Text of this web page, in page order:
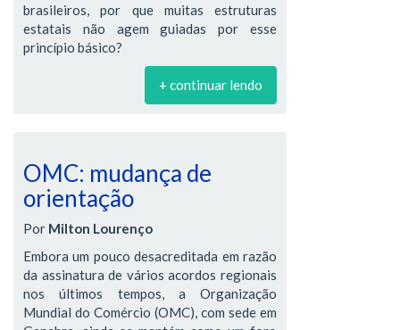
brasileiros, por que muitas estruturas
estatais não agem guiadas por esse
princípio básico?
+ continuar lendo
OMC: mudança de
orientação
Por Milton Lourenço
Embora um pouco desacreditada em razão
da assinatura de vários acordos regionais
nos últimos tempos, a Organização
Mundial do Comércio (OMC), com sede em